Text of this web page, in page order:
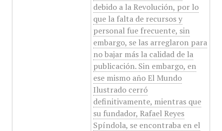
debido a la Revolución, por lo
que la falta de recursos y
personal fue frecuente, sin
embargo, se las arreglaron para
no bajar más la calidad de la
publicación. Sin embargo, en
ese mismo año El Mundo
Ilustrado cerró
definitivamente, mientras que
su fundador, Rafael Reyes
Spíndola, se encontraba en el